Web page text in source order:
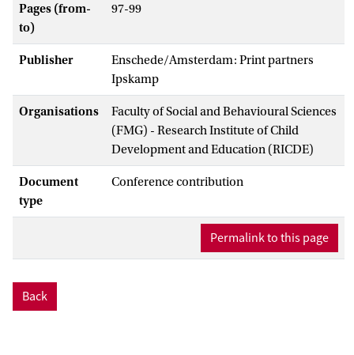
Pages (from-
to)
97-99
Publisher
Enschede/Amsterdam: Print partners
Ipskamp
Organisations
Faculty of Social and Behavioural Sciences
(FMG) - Research Institute of Child
Development and Education (RICDE)
Document
type
Conference contribution
Permalink to this page
Back